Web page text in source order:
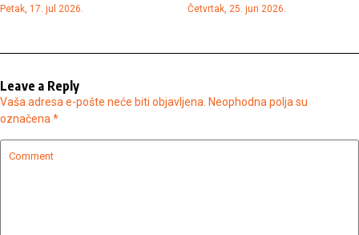
Petak, 17. jul 2026. Četvrtak, 25. jun 2026.
Leave a Reply
Vaša adresa e-pošte neće biti objavljena. Neophodna polja su
označena *